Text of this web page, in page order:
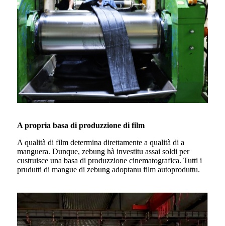
A propria basa di produzzione di film
A qualità di film determina direttamente a qualità di a
manguera. Dunque, zebung hà investitu assai soldi per
custruisce una basa di produzzione cinematografica. Tutti i
prudutti di mangue di zebung adoptanu film autoproduttu.